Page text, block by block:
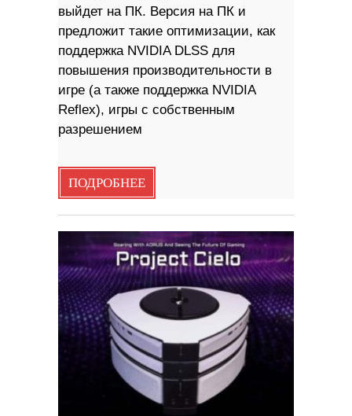
выйдет на ПК. Версия на ПК и
предложит такие оптимизации, как
поддержка NVIDIA DLSS для
повышения производительности в
игре (а также поддержка NVIDIA
Reflex), игры с собственным
разрешением
ПОДРОБНЕЕ